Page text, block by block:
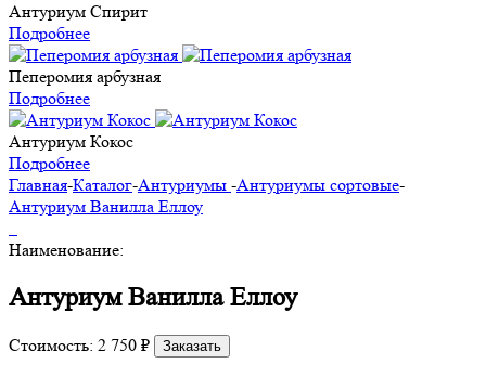
Антуриум Спирит
Подробнее
Пеперомия арбузная
Подробнее
Антуриум Кокос
Подробнее
Главная-Каталог-Антуриумы -Антуриумы сортовые-
Антуриум Ванилла Еллоу
Наименование:
Антуриум Ванилла Еллоу
Стоимость: 2 750 ₽ Заказать